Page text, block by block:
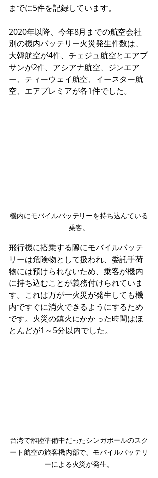
までに5件を記録しています。
2020年以降、今年8月までの航空会社
別の機内バッテリー火災発生件数は、
大韓航空が4件、チェジュ航空とエアプ
サンが2件、アシアナ航空、ジンエア
ー、ティーウェイ航空、イースター航
空、エアプレミアが各1件でした。
機内にモバイルバッテリーを持ち込んている
乗客。
飛行機に搭乗する際にモバイルバッテ
リーは危険物として扱われ、委託手荷
物には預けられないため、乗客が機内
に持ち込むことが義務付けられていま
す。これは万が一火災が発生しても機
内ですぐに消火できるようにするため
です。火災の鎮火にかかった時間はほ
とんどが1～5分以内でした。
台湾で離陸準備中だったシンガポールのスク
ート航空の旅客機内部で、モバイルバッテリ
ーによる火災が発生。